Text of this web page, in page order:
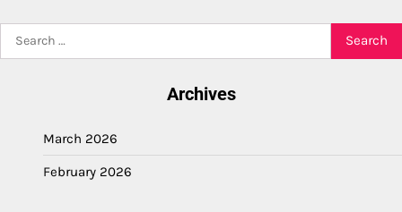
Archives
March 2026
February 2026